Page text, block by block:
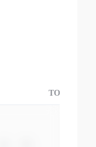
TOP3交易国